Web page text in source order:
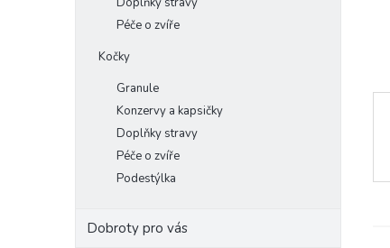
Péče o zvíře
Kočky
Granule
Konzervy a kapsičky
Doplňky stravy
Péče o zvíře
Podestýlka
Dobroty pro vás